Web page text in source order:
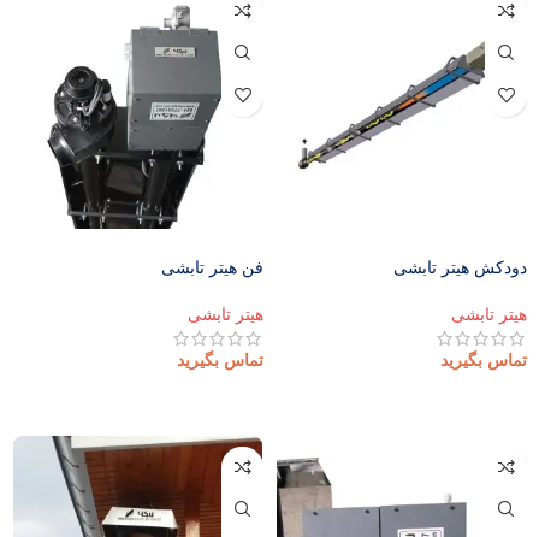
دودکش هیتر تابشی
هیتر تابشی
تماس بگیرید
فن هیتر تابشی
هیتر تابشی
تماس بگیرید